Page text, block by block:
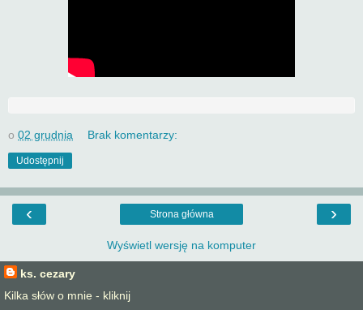
o 02 grudnia Brak komentarzy:
Udostępnij
‹ ›
Strona główna
Wyświetl wersję na komputer
ks. cezary
Kilka słów o mnie - kliknij